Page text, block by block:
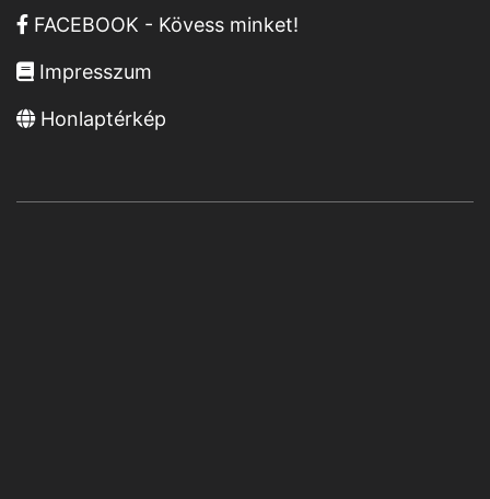
FACEBOOK - Kövess minket!
Impresszum
Honlaptérkép